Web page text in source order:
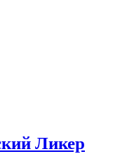
Ликер